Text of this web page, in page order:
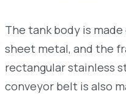
The tank body is
sheet metal, and the
rectangular stainless
conveyor belt is also